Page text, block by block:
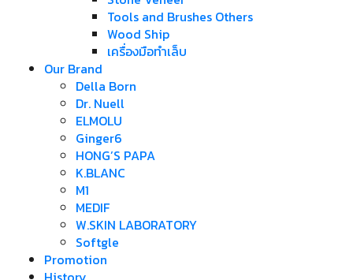
Tools and Brushes Others
Wood Ship
เครื่องมือทำเล็บ
Our Brand
Della Born
Dr. Nuell
ELMOLU
Ginger6
HONG’S PAPA
K.BLANC
M1
MEDIF
W.SKIN LABORATORY
Softgle
Promotion